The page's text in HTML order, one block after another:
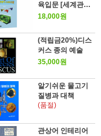
육입문 [세계관상
어&수초도감]
18,000원
(적립금20%)디스
커스 종의 예술
35,000원
알기쉬운 물고기
질병과 대책
(품절)
관상어 인테리어